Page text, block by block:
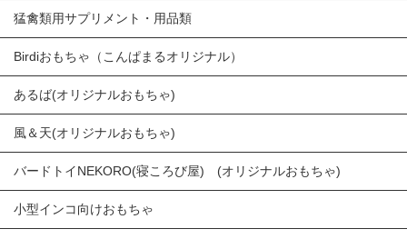
猛禽類用サプリメント・用品類
Birdiおもちゃ（こんぱまるオリジナル）
あるば(オリジナルおもちゃ)
風＆天(オリジナルおもちゃ)
バードトイNEKORO(寝ころび屋) (オリジナルおもちゃ)
小型インコ向けおもちゃ